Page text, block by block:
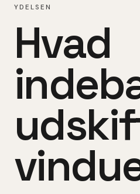
YDELSEN
Hvad